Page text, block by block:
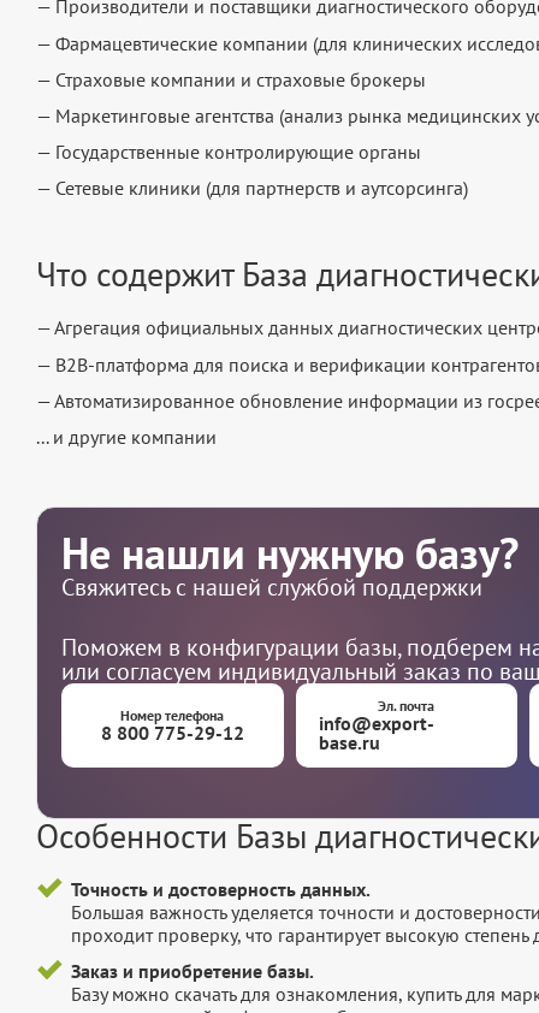
— Производители и поставщики диагностического
— Фармацевтические компании (для клинических
— Страховые компании и страховые брокеры
— Маркетинговые агентства (анализ рынка медицинских
— Государственные контролирующие органы
— Сетевые клиники (для партнерств и аутсорсинга)
Что содержит База
— Агрегация официальных данных диагностических
— B2B-платформа для поиска и верификации
— Автоматизированное обновление информации из
... и другие компании
Не нашли нужную базу?
Свяжитесь с нашей службой поддержки
Поможем в конфигурации базы, подберем
или согласуем индивидуальный заказ по
Номер телефона
8 800 775-29-12
Эл. почта
info@export-
base.ru
Особенности Базы
Точность и достоверность данных.
Большая важность уделяется точности и
проходит проверку, что гарантирует высокую
Заказ и приобретение базы.
Базу можно скачать для ознакомления, купить для